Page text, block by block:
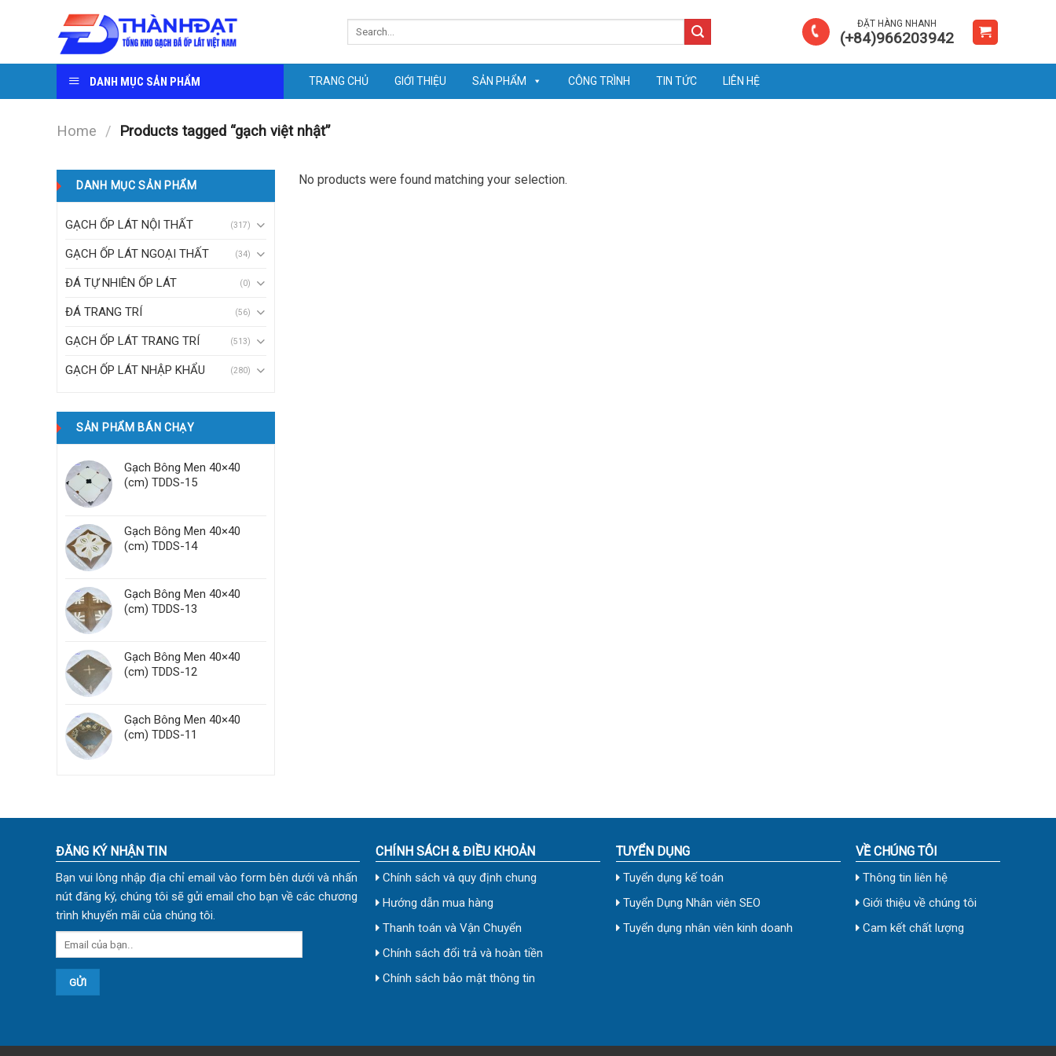
ĐẶT HÀNG NHANH
(+84)966203942
DANH MỤC SẢN PHẨM TRANG CHỦ GIỚI THIỆU SẢN PHẨM CÔNG TRÌNH TIN TỨC LIÊN HỆ
Home / Products tagged “gạch việt nhật”
DANH MỤC SẢN PHẨM
GẠCH ỐP LÁT NỘI THẤT (317)
GẠCH ỐP LÁT NGOẠI THẤT (34)
ĐÁ TỰ NHIÊN ỐP LÁT (0)
ĐÁ TRANG TRÍ (56)
GẠCH ỐP LÁT TRANG TRÍ (513)
GẠCH ỐP LÁT NHẬP KHẨU (280)
SẢN PHẨM BÁN CHẠY
Gạch Bông Men 40×40
(cm) TDDS-15
Gạch Bông Men 40×40
(cm) TDDS-14
Gạch Bông Men 40×40
(cm) TDDS-13
Gạch Bông Men 40×40
(cm) TDDS-12
Gạch Bông Men 40×40
(cm) TDDS-11
No products were found matching your selection.
ĐĂNG KÝ NHẬN TIN
Bạn vui lòng nhập địa chỉ email vào form bên dưới và nhấn
nút đăng ký, chúng tôi sẽ gửi email cho bạn về các chương
trình khuyến mãi của chúng tôi.
CHÍNH SÁCH & ĐIỀU KHOẢN
Chính sách và quy định chung
Hướng dẫn mua hàng
Thanh toán và Vận Chuyển
Chính sách đổi trả và hoàn tiền
Chính sách bảo mật thông tin
TUYỂN DỤNG
Tuyển dụng kế toán
Tuyển Dụng Nhân viên SEO
Tuyển dụng nhân viên kinh doanh
VỀ CHÚNG TÔI
Thông tin liên hệ
Giới thiệu về chúng tôi
Cam kết chất lượng